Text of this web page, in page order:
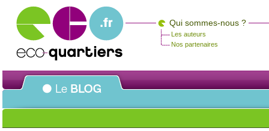
Qui sommes-nous ?
Les auteurs
Nos partenaires